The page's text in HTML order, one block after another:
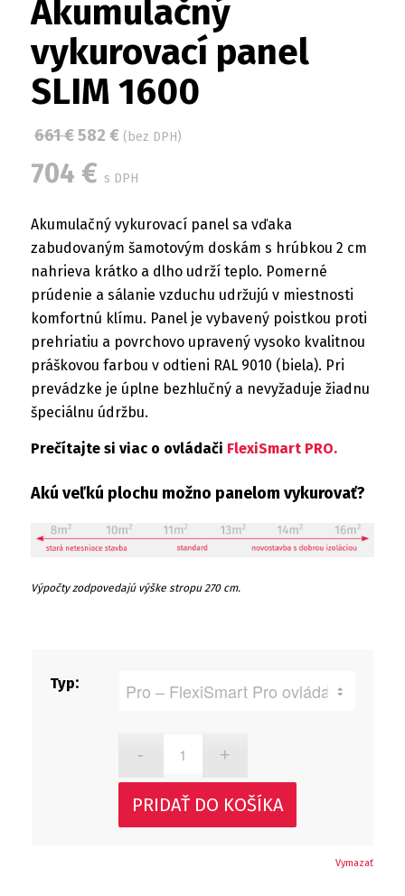
Akumulačný
vykurovací panel
SLIM 1600
661€ 582 € (bez DPH)
704 € s DPH
Akumulačný vykurovací panel sa vďaka
zabudovaným šamotovým doskám s hrúbkou 2 cm
nahrieva krátko a dlho udrží teplo. Pomerné
prúdenie a sálanie vzduchu udržujú v miestnosti
komfortnú klímu. Panel je vybavený poistkou proti
prehriatiu a povrchovo upravený vysoko kvalitnou
práškovou farbou v odtieni RAL 9010 (biela). Pri
prevádzke je úplne bezhlučný a nevyžaduje žiadnu
špeciálnu údržbu.
Prečítajte si viac o ovládači FlexiSmart PRO.
Akú veľkú plochu možno panelom vykurovať?
Výpočty zodpovedajú výške stropu 270 cm.
Typ
Vymazať
PRIDAŤ DO KOŠÍKA